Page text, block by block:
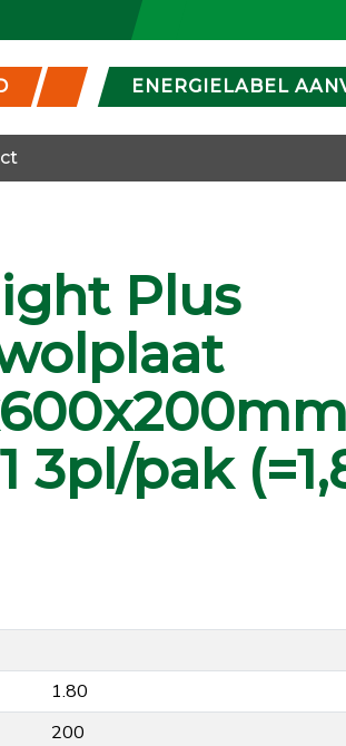
ENERGIELABEL
Plus
3pl/pak
1.80
200